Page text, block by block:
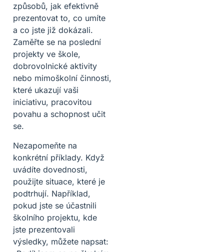
způsobů, jak efektivně
prezentovat to, co umíte
a co jste již dokázali.
Zaměřte se na poslední
projekty ve škole,
dobrovolnické aktivity
nebo mimoškolní činnosti,
které ukazují vaši
iniciativu, pracovitou
povahu a schopnost učit
se.
Nezapomeňte na
konkrétní příklady. Když
uvádíte dovednosti,
použijte situace, které je
podtrhují. Například,
pokud jste se účastnili
školního projektu, kde
jste prezentovali
výsledky, můžete napsat: